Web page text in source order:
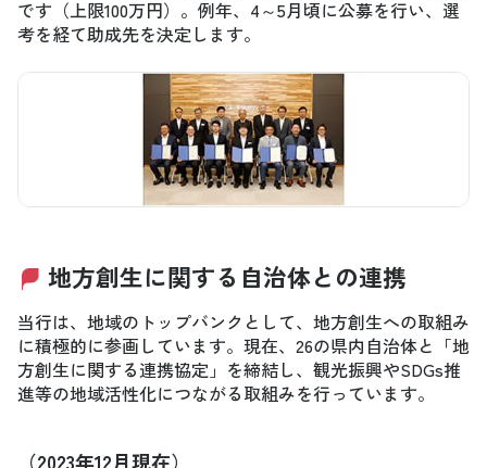
です（上限100万円）。例年、4～5月頃に公募を行い、選
考を経て助成先を決定します。
地方創生に関する自治体との連携
当行は、地域のトップバンクとして、地方創生への取組み
に積極的に参画しています。現在、26の県内自治体と「地
方創生に関する連携協定」を締結し、観光振興やSDGs推
進等の地域活性化につながる取組みを行っています。
（2023年12月現在）